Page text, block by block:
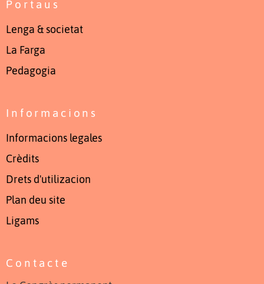
Portaus
Lenga & societat
La Farga
Pedagogia
Informacions
Informacions legales
Crèdits
Drets d'utilizacion
Plan deu site
Ligams
Contacte